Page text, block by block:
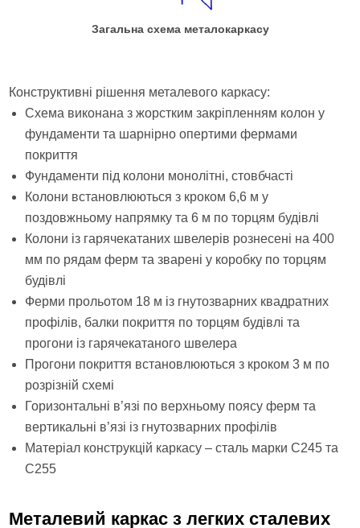
Загальна схема металокаркасу
Конструктивні рішення металевого каркасу:
Схема виконана з жорстким закріпленням колон у
фундаменти та шарнірно опертими фермами
покриття
Фундаменти під колони монолітні, стовбчасті
Колони встановлюються з кроком 6,6 м у
поздовжньому напрямку та 6 м по торцям будівлі
Колони із гарячекатаних швелерів рознесені на 400
мм по рядам ферм та зварені у коробку по торцям
будівлі
Ферми прольотом 18 м із гнутозварних квадратних
профілів, балки покриття по торцям будівлі та
прогони із гарячекатаного швелера
Прогони покриття встановлюються з кроком 3 м по
розрізній схемі
Горизонтальні в’язі по верхньому поясу ферм та
вертикальні в’язі із гнутозварних профілів
Матеріал конструкцій каркасу – сталь марки С245 та
С255
Металевий каркас з легких сталевих